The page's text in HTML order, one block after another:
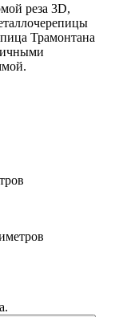
реза 3D,
Трамонтана